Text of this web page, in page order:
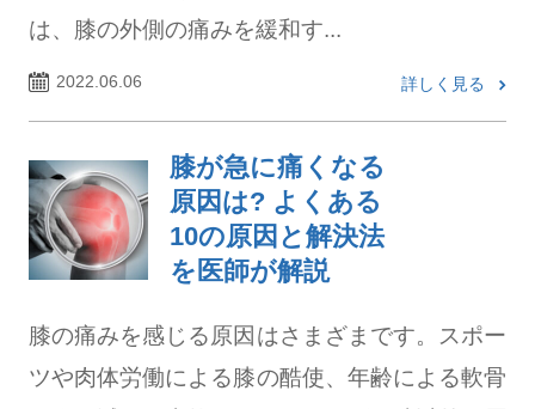
は、膝の外側の痛みを緩和す...
2022.06.06 詳しく見る
膝が急に痛くなる
原因は? よくある
10の原因と解決法
を医師が解説
膝の痛みを感じる原因はさまざまです。スポー
ツや肉体労働による膝の酷使、年齢による軟骨